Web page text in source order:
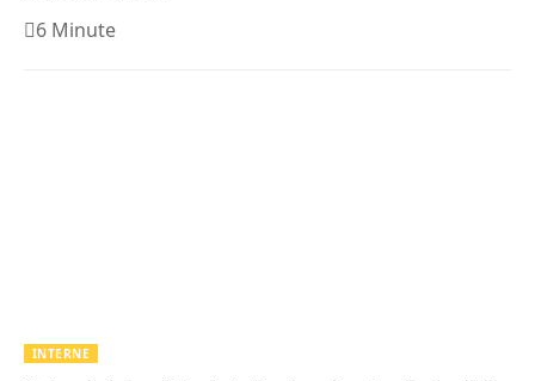
6 Minute
INTERNE